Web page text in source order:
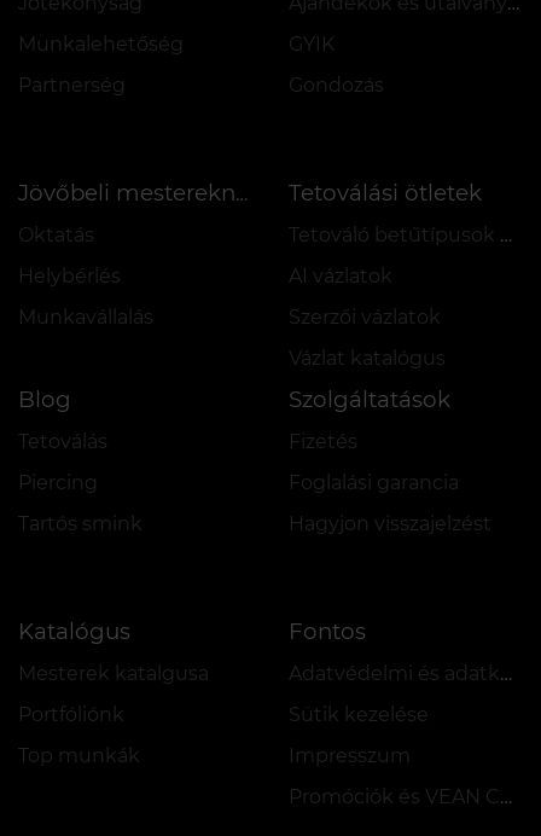
Munkalehetőség
Partnerség
GYIK
Gondozás
Jövőbeli mestereknek
Oktatás
Helybérlés
Munkavállalás
Tetoválási ötletek
Tetováló betűtípusok online
AI vázlatok
Szerzői vázlatok
Vázlat katalógus
Blog
Tetoválás
Piercing
Tartós smink
Szolgáltatások
Fizetés
Foglalási garancia
Hagyjon visszajelzést
Katalógus
Mesterek katalgusa
Portfóliónk
Top munkák
Fontos
Adatvédelmi és adatkezelési szabályzat
Sütik kezelése
Impresszum
Promóciók és VEAN COINS szabályzata